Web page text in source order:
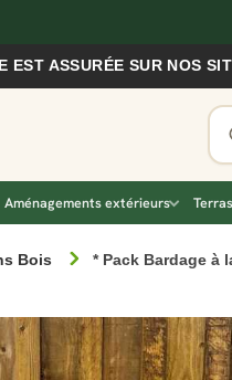
SUR NOS SITES
Aménagements extérieurs
Bois * Pack Bardage à